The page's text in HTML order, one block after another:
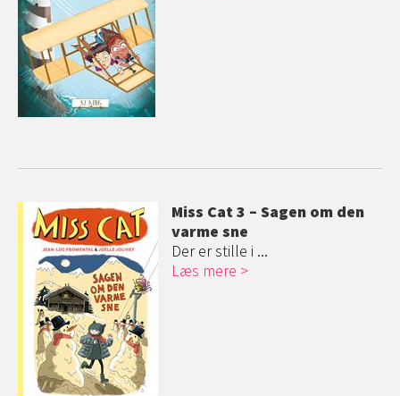
Miss Cat 3 – Sagen om den
varme sne
Der er stille i ...
Læs mere